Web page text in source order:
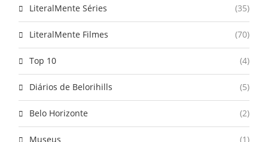
LiteralMente Séries (35)
LiteralMente Filmes (70)
Top 10 (4)
Diários de Belorihills (5)
Belo Horizonte (2)
Museus (1)